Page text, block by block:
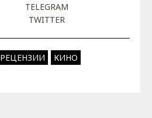
TELEGRAM
TWITTER
РЕЦЕНЗИИ КИНО